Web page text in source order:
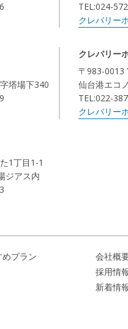
TEL:024-
クレバリー
塔場下340
クレバリー
〒983-0013
仙台港エコ
TEL:022-
クレバリー
1丁目1-1
ジアス内
めプラン
会社概
採用情
新着情